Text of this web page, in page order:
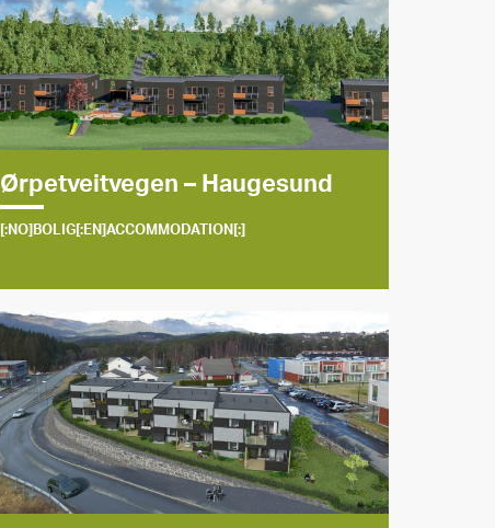
Ørpetveitvegen – Haugesund
[:NO]BOLIG[:EN]ACCOMMODATION[:]